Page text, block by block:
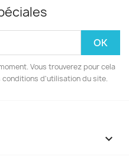
Vous trouverez pour cela
d'utilisation du site.
